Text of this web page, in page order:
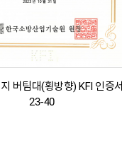
버팀대(횡방향) KFI 인증서
23-40